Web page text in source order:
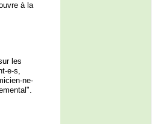
à la
les
e-s,
ne-